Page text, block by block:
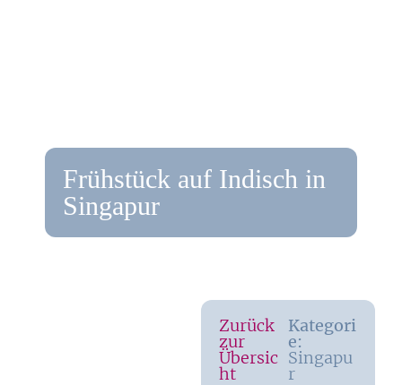
Frühstück auf Indisch in
Singapur
Zurück
zur
Übersic
ht
Kategori
e:
Singapu
r